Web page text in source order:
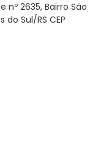
nº 2635, Bairro São
do Sul/RS CEP